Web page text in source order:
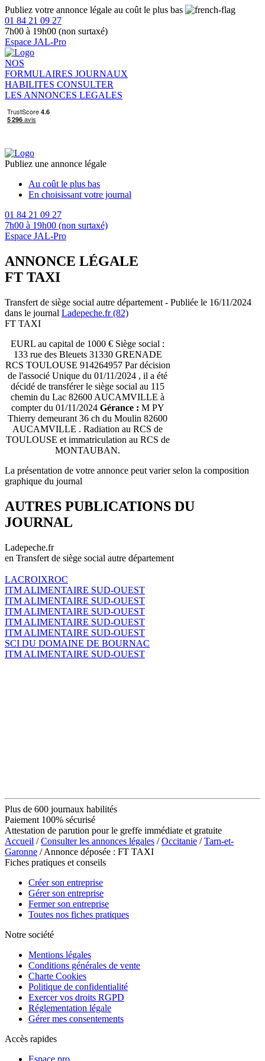
Publiez votre annonce légale au coût le plus bas
01 84 21 09 27
7h00 à 19h00 (non surtaxé)
Espace JAL-Pro
NOS
FORMULAIRES JOURNAUX
HABILITES CONSULTER
LES ANNONCES LEGALES
Publiez une annonce légale
Au coût le plus bas
En choisissant votre journal
01 84 21 09 27
7h00 à 19h00 (non surtaxé)
Espace JAL-Pro
ANNONCE LÉGALE
FT TAXI
Transfert de siège social autre département - Publiée le 16/11/2024
dans le journal Ladepeche.fr (82)
FT TAXI
EURL au capital de 1000 € Siège social :
133 rue des Bleuets 31330 GRENADE
RCS TOULOUSE 914264957 Par décision
de l'associé Unique du 01/11/2024 , il a été
décidé de transférer le siège social au 115
chemin du Lac 82600 AUCAMVILLE à
compter du 01/11/2024 Gérance : M PY
Thierry demeurant 36 ch du Moulin 82600
AUCAMVILLE . Radiation au RCS de
TOULOUSE et immatriculation au RCS de
MONTAUBAN.
La présentation de votre annonce peut varier selon la composition
graphique du journal
AUTRES PUBLICATIONS DU
JOURNAL
Ladepeche.fr
en Transfert de siège social autre département
LACROIXROC
ITM ALIMENTAIRE SUD-OUEST
ITM ALIMENTAIRE SUD-OUEST
ITM ALIMENTAIRE SUD-OUEST
ITM ALIMENTAIRE SUD-OUEST
ITM ALIMENTAIRE SUD-OUEST
SCI DU DOMAINE DE BOURNAC
ITM ALIMENTAIRE SUD-OUEST
Plus de 600 journaux habilités
Paiement 100% sécurisé
Attestation de parution pour le greffe immédiate et gratuite
Accueil /Consulter les annonces légales /Occitanie /Tarn-et-
Garonne / Annonce déposée : FT TAXI
Fiches pratiques et conseils
Créer son entreprise
Gérer son entreprise
Fermer son entreprise
Toutes nos fiches pratiques
Notre société
Mentions légales
Conditions générales de vente
Charte Cookies
Politique de confidentialité
Exercer vos droits RGPD
Réglementation légale
Gérer mes consentements
Accès rapides
Espace pro